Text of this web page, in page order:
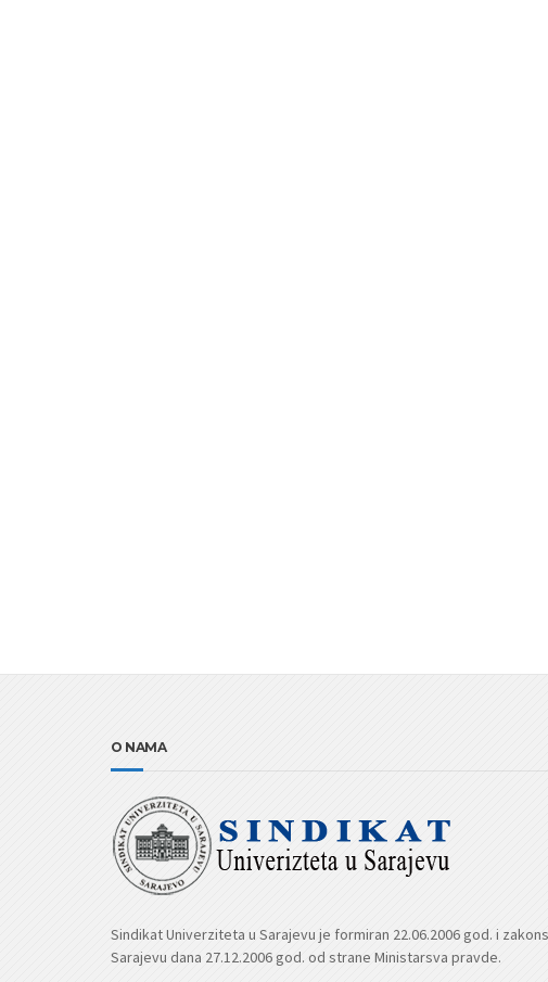
O NAMA
Sindikat Univerziteta u Sarajevu je formiran 22.06.2006 god. i
Sarajevu dana 27.12.2006 god. od strane Ministarsva pravde.